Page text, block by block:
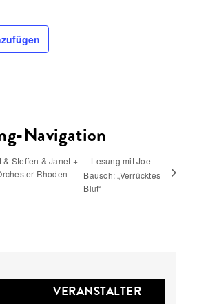
Navigation
& Steffen & Janet +
Rhoden
Lesung mit Joe
Bausch: „Verrücktes
Blut“
VERANSTALTER